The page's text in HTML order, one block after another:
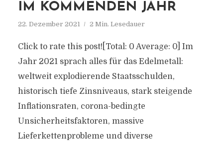
IM KOMMENDEN JAHR
22. Dezember 2021 2 Min. Lesedauer
Click to rate this post![Total: 0 Average: 0] Im
Jahr 2021 sprach alles für das Edelmetall:
weltweit explodierende Staatsschulden,
historisch tiefe Zinsniveaus, stark steigende
Inflationsraten, corona-bedingte
Unsicherheitsfaktoren, massive
Lieferkettenprobleme und diverse